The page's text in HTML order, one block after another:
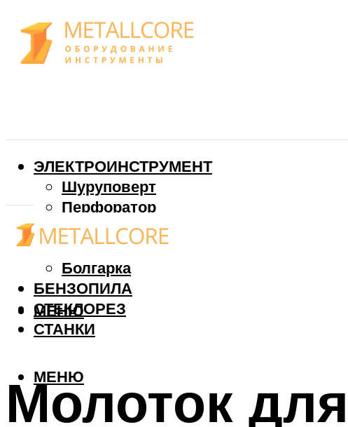
ЭЛЕКТРОИНСТРУМЕНТ
Шуруповерт
Перфоратор
Дрель
Фрезер
Болгарка
БЕНЗОПИЛА
СТЕКЛОРЕЗ
СТАНКИ
МЕНЮ
МЕНЮ
Молоток